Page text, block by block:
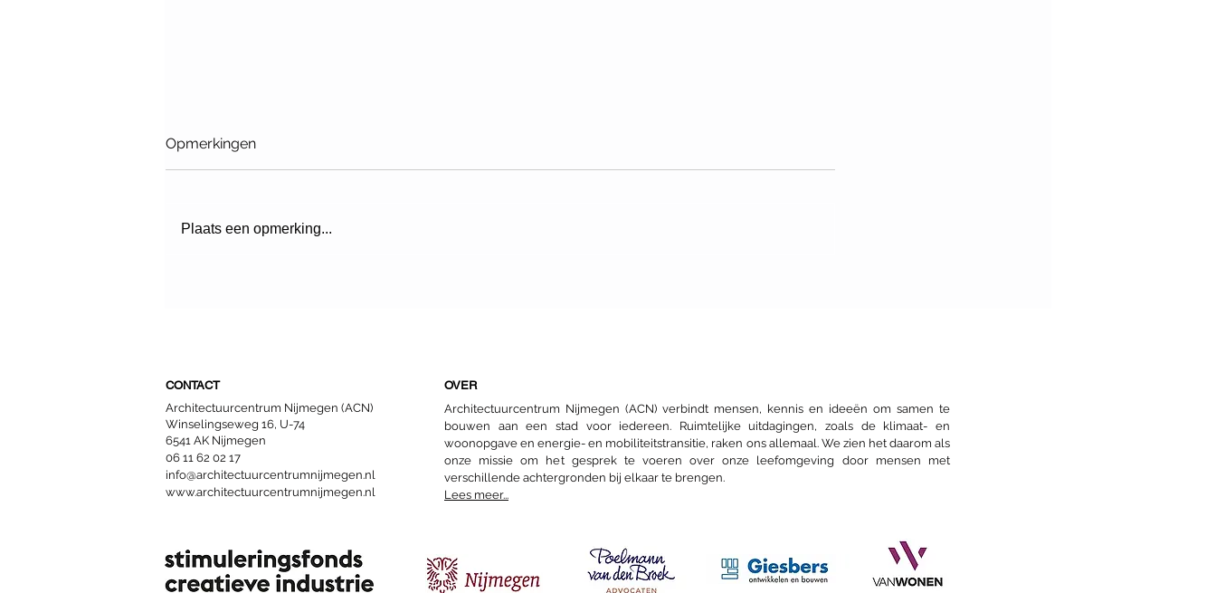
Opmerkingen
Plaats een opmerking...
CONTACT
OVER
Architectuurcentrum Nijmegen (ACN)
Winselingseweg 16, U-74
6541 AK Nijmegen
06 11 62 02 17
info@architectuurcentrumnijmegen.nl
www.architectuurcentrumnijmegen.nl
Architectuurcentrum Nijmegen (ACN) verbindt mensen, kennis en ideeën om samen te
bouwen aan een stad voor iedereen. Ruimtelijke uitdagingen, zoals de klimaat- en
woonopgave en energie- en mobiliteitstransitie, raken ons allemaal. We zien het daarom als
onze missie om het gesprek te voeren over onze leefomgeving door mensen met
verschillende achtergronden bij elkaar te brengen.
Lees meer...